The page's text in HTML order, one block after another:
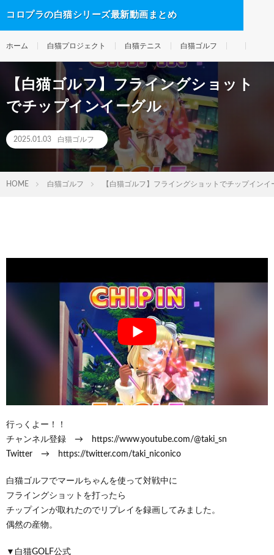
コロプラの白猫シリーズ最新動画まとめ
ホーム 白猫プロジェクト 白猫テニス 白猫ゴルフ
【白猫ゴルフ】フライングショット
でチップインイーグル
2025.01.03 白猫ゴルフ
HOME 白猫ゴルフ 【白猫ゴルフ】フライングショットでチップインイ
行っくよー！！
チャンネル登録 → https://www.youtube.com/@taki_sn
Twitter → https://twitter.com/taki_niconico
白猫ゴルフでマールちゃんを使って対戦中に
フライングショットを打ったら
チップインが取れたのでリプレイを録画してみました。
偶然の産物。
▼白猫GOLF公式